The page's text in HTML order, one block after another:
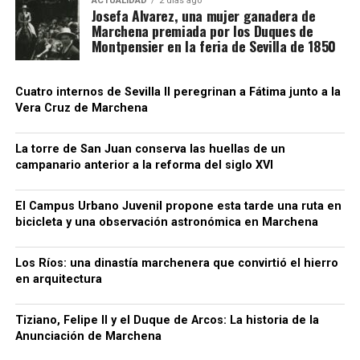
Luis Cristóbal no solo era un noble con influencia
política, sino también un gran mecenas.Su
replicar en Marchena el esplendor artístico de
Madrid y Sevilla. En su afán por coleccionar arte de
equivalentes en Andalucía. También encuentran
mayor control de las jornadas, pago regulado de las
horas extras y cuadrillas que regresan a las mismas
CCOO sostiene que estos desplazamientos
demuestran que no faltan trabajadores para el
campo, sino empleos con condiciones
suficientemente atractivas. El sindicato reclama al
empresariado andaluz que tome como referencia el
modelo laboral francés.
Josefa Alvarez, una mujer ganadera de
Marchena premiada por los Duques de
Montpensier en la feria de Sevilla de 1850
Cuatro internos de Sevilla II peregrinan a Fátima junto a la
Vera Cruz de Marchena
La torre de San Juan conserva las huellas de un
campanario anterior a la reforma del siglo XVI
El Campus Urbano Juvenil propone esta tarde una ruta en
bicicleta y una observación astronómica en Marchena
Los Ríos: una dinastía marchenera que convirtió el hierro
en arquitectura
Tiziano, Felipe II y el Duque de Arcos: La historia de la
Anunciación de Marchena